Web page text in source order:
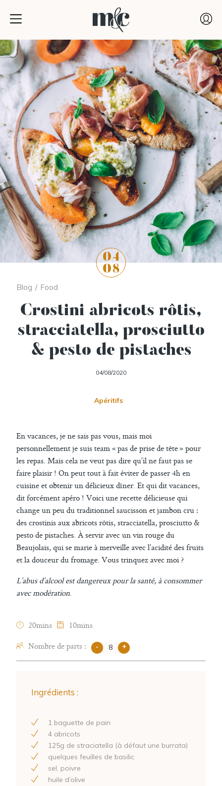
04
08
Blog / Food
Crostini abricots rôtis,
stracciatella, prosciutto
& pesto de pistaches
04/08/2020
Apéritifs
En vacances, je ne sais pas vous, mais moi
personnellement je suis team « pas de prise de tête » pour
les repas. Mais cela ne veut pas dire qu’il ne faut pas se
faire plaisir ! On peut tout à fait éviter de passer 4h en
cuisine et obtenir un délicieux dîner. Et qui dit vacances,
dit forcément apéro ! Voici une recette délicieuse qui
change un peu du traditionnel saucisson et jambon cru :
des crostinis aux abricots rôtis, stracciatella, prosciutto &
pesto de pistaches. À servir avec un vin rouge du
Beaujolais, qui se marie à merveille avec l’acidité des fruits
et la douceur du fromage. Vous trinquez avec moi ?
L’abus d’alcool est dangereux pour la santé, à consommer
avec modération.
20mins
10mins
Nombre de parts :
- +
Ingrédients :
1 baguette de pain
4 abricots
125g de straciatella (à défaut une burrata)
quelques feuilles de basilic
sel, poivre
huile d’olive